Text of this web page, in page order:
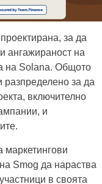
за да
и ангажираност на
на Solana. Общото
разпределено за да
включително
и
маркетингови
Smog да нараства
в своята